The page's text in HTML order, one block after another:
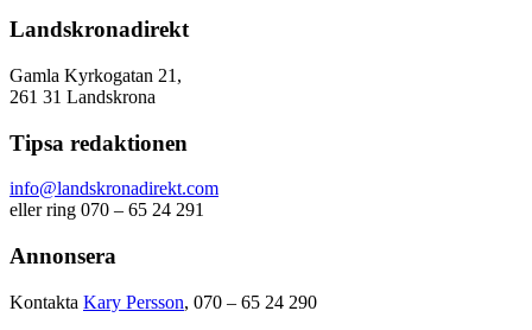
Landskronadirekt
Gamla Kyrkogatan 21,
261 31 Landskrona
Tipsa redaktionen
info@landskronadirekt.com
eller ring 070 – 65 24 291
Annonsera
Kontakta Kary Persson, 070 – 65 24 290